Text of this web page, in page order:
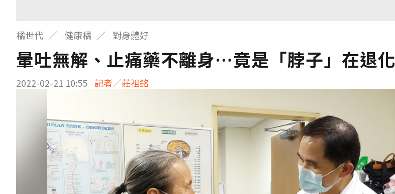
橘世代 健康橘 對身體好
暈吐無解、止痛藥不離身…竟是「脖子」在退化
2022-02-21 10:55 記者／莊祖銘